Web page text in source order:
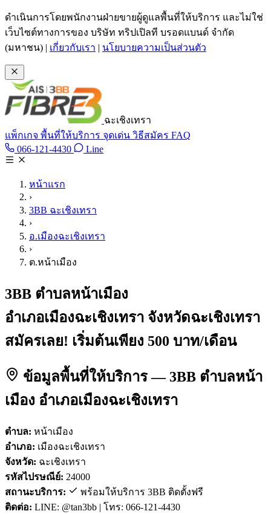
ข้ามไปเนื้อหาหลัก
ดำเนินการโดยพนักงานฝ่ายขายผู้ดูแลพื้นที่ให้บริการ และไม่ใช่
เว็บไซต์ทางการของ บริษัท ทริปเปิลที บรอดแบนด์ จำกัด
(มหาชน) | เกี่ยวกับเรา | นโยบายความเป็นส่วนตัว
ฉะเชิงเทรา
แพ็กเกจ พื้นที่ให้บริการ จุดเด่น วิธีสมัคร FAQ
066-121-4430 โทร 066-121-4430
LineLine @tan3bb
หน้าแรก
›
3BB ฉะเชิงเทรา
›
อ.เมืองฉะเชิงเทรา
›
ต.หน้าเมือง
3BB ตำบลหน้าเมือง
อำเภอเมืองฉะเชิงเทรา จังหวัดฉะเชิงเทรา
สมัครเลย! เริ่มต้นเพียง 500 บาท/เดือน
ข้อมูลพื้นที่ให้บริการ — 3BB ตำบลหน้า
เมือง อำเภอเมืองฉะเชิงเทรา
ตำบล: หน้าเมือง
อำเภอ: เมืองฉะเชิงเทรา
จังหวัด: ฉะเชิงเทรา
รหัสไปรษณีย์: 24000
สถานะบริการ:
พร้อมให้บริการ 3BB ติดตั้งฟรี
ติดต่อ: LINE: @tan3bb | โทร: 066-121-4430